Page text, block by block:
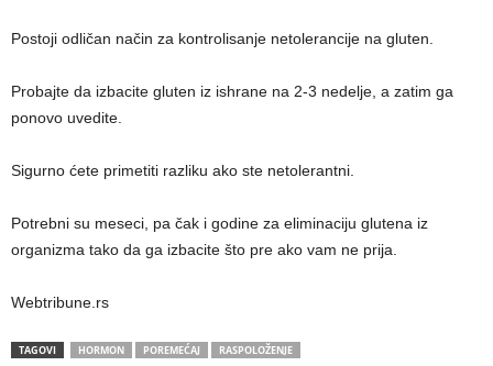
Postoji odličan način za kontrolisanje netolerancije na gluten.
Probajte da izbacite gluten iz ishrane na 2-3 nedelje, a zatim ga
ponovo uvedite.
Sigurno ćete primetiti razliku ako ste netolerantni.
Potrebni su meseci, pa čak i godine za eliminaciju glutena iz
organizma tako da ga izbacite što pre ako vam ne prija.
Webtribune.rs
TAGOVI HORMON POREMEĆAJ RASPOLOŽENJE